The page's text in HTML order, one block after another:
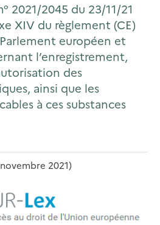
2021/2045 du 23/11/21
XIV du règlement (CE)
européen et
l’enregistrement,
des
ainsi que les
à ces substances
novembre 2021)